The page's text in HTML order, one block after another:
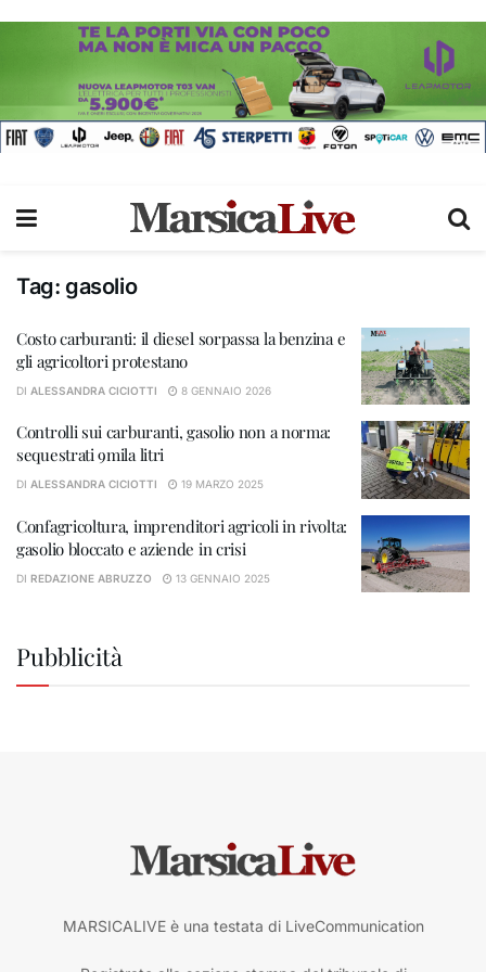
Tag: gasolio
Costo carburanti: il diesel sorpassa la benzina e
gli agricoltori protestano
DI ALESSANDRA CICIOTTI 8 GENNAIO 2026
Controlli sui carburanti, gasolio non a norma:
sequestrati 9mila litri
DI ALESSANDRA CICIOTTI 19 MARZO 2025
Confagricoltura, imprenditori agricoli in rivolta:
gasolio bloccato e aziende in crisi
DI REDAZIONE ABRUZZO 13 GENNAIO 2025
Pubblicità
MARSICALIVE è una testata di LiveCommunication